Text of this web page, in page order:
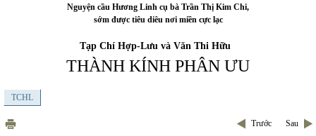
Nguyện cầu Hương Linh cụ bà Trần Thị Kim Chi,
sớm được tiêu diêu nơi miền cực lạc
Tạp Chí Hợp-Lưu và Văn Thi Hữu
THÀNH KÍNH PHÂN ƯU
TCHL
Trước Sau